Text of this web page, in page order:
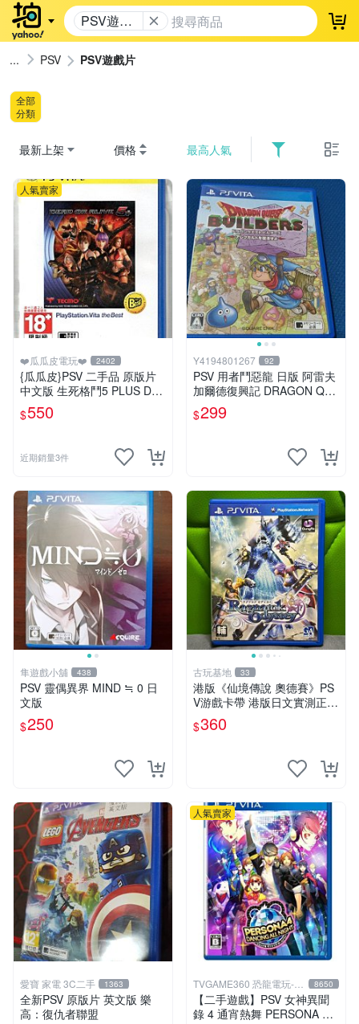
PSV遊戲
片
登
PSV PSV遊戲片
全部
分類
最新上架 價格 最高人氣
人氣賣家
❤️瓜瓜皮電玩❤️ 2402
{瓜瓜皮}PSV 二手品 原版片
中文版 生死格鬥5 PLUS Dea
d or Alive 5(遊戲都有回收)
$550
近期銷量3件
Y4194801267 92
PSV 用者鬥惡龍 日版 阿雷夫
加爾德復興記 DRAGON QU
ES
$299
隼遊戲小舖 438
PSV 靈偶異界 MIND ≒ 0 日
文版
$250
古玩基地 33
港版《仙境傳說 奧德賽》PS
V游戲卡帶 港版日文實測正常
玩 盒子有輕微歲月痕跡 成色
如圖確認再拍 仙境傳說 奧德
$360
愛寶 家電 3C二手 1363
全新PSV 原版片 英文版 樂
高：復仇者聯盟
人氣賣家
TVGAME360 恐龍電玩-台
中店
8650
【二手遊戲】PSV 女神異聞
錄 4 通宵熱舞 PERSONA 4 D